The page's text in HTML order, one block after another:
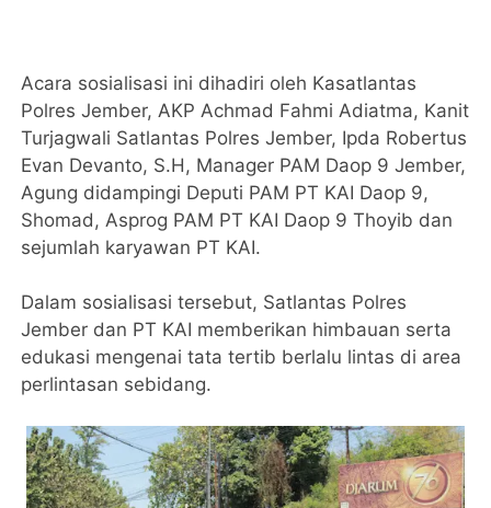
Acara sosialisasi ini dihadiri oleh Kasatlantas
Polres Jember, AKP Achmad Fahmi Adiatma, Kanit
Turjagwali Satlantas Polres Jember, Ipda Robertus
Evan Devanto, S.H, Manager PAM Daop 9 Jember,
Agung didampingi Deputi PAM PT KAI Daop 9,
Shomad, Asprog PAM PT KAI Daop 9 Thoyib dan
sejumlah karyawan PT KAI.
Dalam sosialisasi tersebut, Satlantas Polres
Jember dan PT KAI memberikan himbauan serta
edukasi mengenai tata tertib berlalu lintas di area
perlintasan sebidang.